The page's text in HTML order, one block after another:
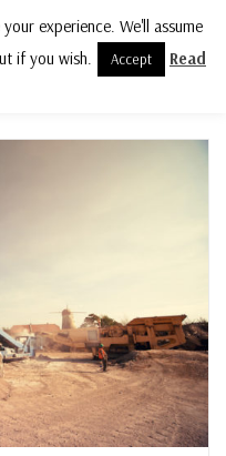
MENU
experience. We'll assume
if you wish.
Accept
Read